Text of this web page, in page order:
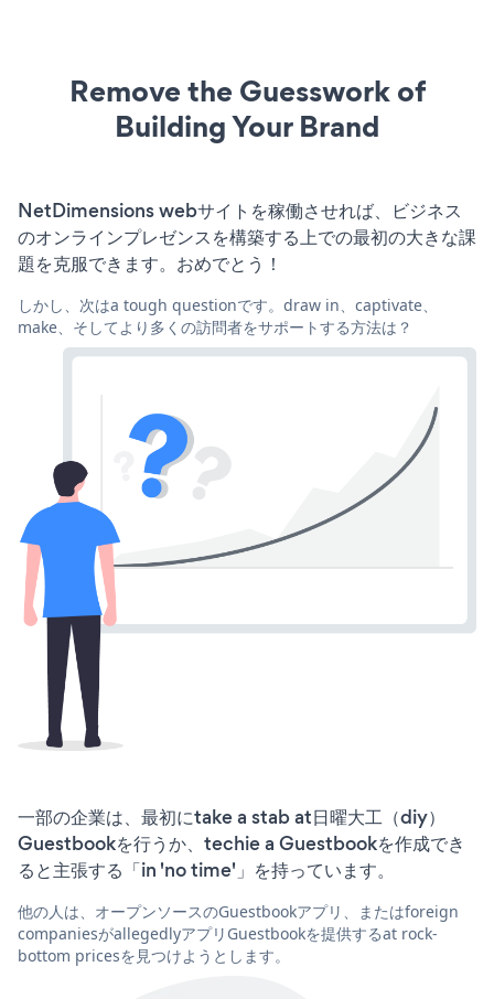
Remove the Guesswork of
Building Your Brand
NetDimensions webサイトを稼働させれば、ビジネス
のオンラインプレゼンスを構築する上での最初の大きな課
題を克服できます。おめでとう！
しかし、次はa tough questionです。draw in、captivate、
make、そしてより多くの訪問者をサポートする方法は？
一部の企業は、最初にtake a stab at日曜大工（diy）
Guestbookを行うか、techie a Guestbookを作成でき
ると主張する「in 'no time'」を持っています。
他の人は、オープンソースのGuestbookアプリ、またはforeign
companiesがallegedlyアプリGuestbookを提供するat rock-
bottom pricesを見つけようとします。